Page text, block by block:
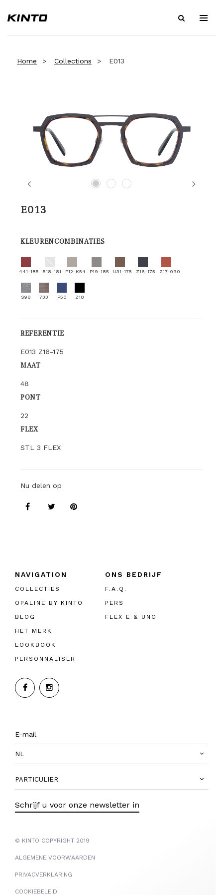
Home Collections E013
Previous Next
E013
KLEURENCOMBINATIES
441-185 518-181 P12-K54 P19-185 U31-175 Z16-175 Z17-090
S98 733 P50 Z18
REFERENTIE
E013 Z16-175
MAAT
48
PONT
22
FLEX
STL 3 FLEX
Nu delen op
NAVIGATION
COLLECTIES
OPALINE BY KINTO
BLOG
HET MERK
LOOKBOOK
PERSONNALISER
ONS BEDRIJF
F.A.Q.
PERS
FLEX E & UNO
NL
PARTICULIER
Schrijf u voor onze newsletter in
© KINTO COPYRIGHT 2019
ALGEMENE VOORWAARDEN
PRIVACVERKLARING
COOKIEBELEID